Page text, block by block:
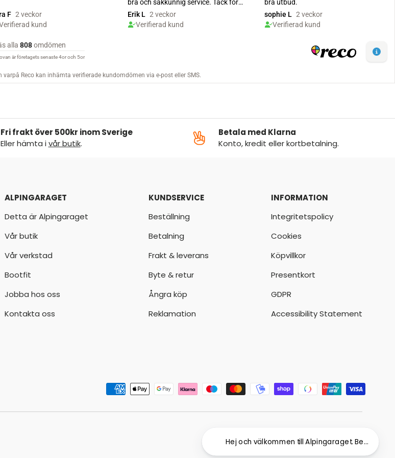
Fri frakt över 500kr inom Sverige
Eller hämta ivår butik.
Betala med Klarna
Konto, kredit eller kortbetalning.
ALPINGARAGET
Detta är Alpingaraget
Vår butik
Vår verkstad
Bootfit
Jobba hos oss
Kontakta oss
KUNDSERVICE
Beställning
Betalning
Frakt & leverans
Byte & retur
Ångra köp
Reklamation
INFORMATION
Integritetspolicy
Cookies
Köpvillkor
Presentkort
GDPR
Accessibility Statement
Godkända betalningsmetoder
Hej och välkommen till Alpingaraget. Behöver